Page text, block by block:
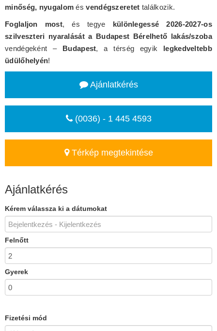
minőség, nyugalom ésvendégszeretet találkozik.
Foglaljon most, és tegye különlegessé 2026-2027-os
szilveszteri nyaralását a Budapest Bérelhető lakás/szoba
vendégeként – Budapest, a térség egyik legkedveltebb
üdülőhelyén!
Ajánlatkérés
(0036) - 1 445 4593
Térkép megtekintése
Ajánlatkérés
Kérem válassza ki a dátumokat
Felnőtt
Gyerek
Fizetési mód